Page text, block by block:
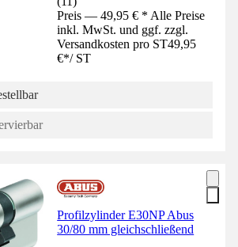
Preis — 49,95 € * Alle Preise
inkl. MwSt. und ggf. zzgl.
Versandkosten pro ST49,95
€*/ ST
Profilzylinder E30NP Abus
30/80 mm gleichschließend